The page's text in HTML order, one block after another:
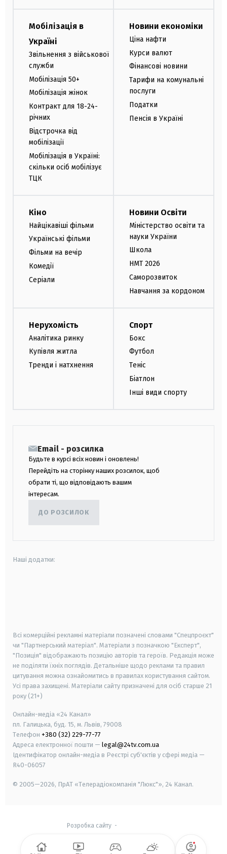
Мобілізація в
Україні
Звільнення з військової
служби
Мобілізація 50+
Мобілізація жінок
Контракт для 18-24-
річних
Відстрочка від
мобілізації
Мобілізація в Україні:
скільки осіб мобілізує
ТЦК
Новини економіки
Ціна нафти
Курси валют
Фінансові новини
Тарифи на комунальні
послуги
Податки
Пенсія в Україні
Кіно
Найцікавіші фільми
Українські фільми
Фільми на вечір
Комедії
Серіали
Новини Освіти
Міністерство освіти та
науки України
Школа
НМТ 2026
Саморозвиток
Навчання за кордоном
Нерухомість
Аналітика ринку
Купівля житла
Тренди і натхнення
Спорт
Бокс
Футбол
Теніс
Біатлон
Інші види спорту
Email - розсилка
Будьте в курсі всіх новин і оновлень!
Перейдіть на сторінку наших розсилок, щоб
обрати ті, що відповідають вашим
інтересам.
ДО РОЗСИЛОК
Наші додатки:
Всі комерційні рекламні матеріали позначені словами "Спецпроєкт"
чи "Партнерський матеріал". Матеріали з позначкою "Експерт",
"Позиція" відображають позицію авторів та героїв. Редакція може
не поділяти їхніх поглядів. Детальніше щодо реклами та правил
цитування можна ознайомитись в правилах користування сайтом.
Усі права захищені. Матеріали сайту призначені для осіб старше 21
року (21+)
Онлайн-медіа «24 Канал»
пл. Галицька, буд. 15, м. Львів, 79008
Телефон +380 (32) 229-77-77
Адреса електронної пошти — legal@24tv.com.ua
Ідентифікатор онлайн-медіа в Реєстрі суб'єктів у сфері медіа —
R40-06057
© 2005—2026, ПрАТ «Телерадіокомпанія "Люкс"», 24 Канал.
Розробка сайту-